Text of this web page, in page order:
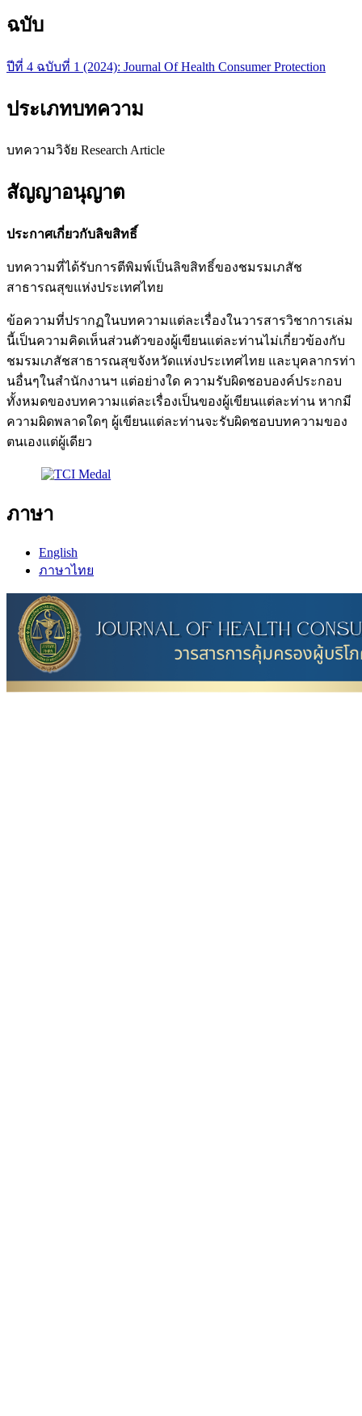
ฉบับ
ปีที่ 4 ฉบับที่ 1 (2024): Journal Of Health Consumer Protection
ประเภทบทความ
บทความวิจัย Research Article
สัญญาอนุญาต
ประกาศเกี่ยวกับลิขสิทธิ์
บทความที่ได้รับการตีพิมพ์เป็นลิขสิทธิ์ของชมรมเภสัช
สาธารณสุขแห่งประเทศไทย
ข้อความที่ปรากฏในบทความแต่ละเรื่องในวารสารวิชาการเล่ม
นี้เป็นความคิดเห็นส่วนตัวของผู้เขียนแต่ละท่านไม่เกี่ยวข้องกับ
ชมรมเภสัชสาธารณสุขจังหวัดแห่งประเทศไทย และบุคลากรท่า
นอื่นๆในสำนักงานฯ แต่อย่างใด ความรับผิดชอบองค์ประกอบ
ทั้งหมดของบทความแต่ละเรื่องเป็นของผู้เขียนแต่ละท่าน หากมี
ความผิดพลาดใดๆ ผู้เขียนแต่ละท่านจะรับผิดชอบบทความของ
ตนเองแต่ผู้เดียว
ภาษา
English
ภาษาไทย